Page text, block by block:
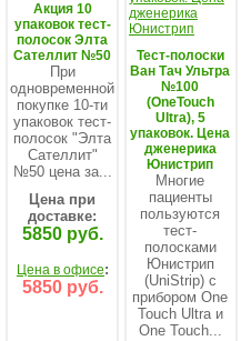
Акция 10
упаковок тест-
полосок Элта
Сателлит №50
При
одновременной
покупке 10-ти
упаковок тест-
полосок "Элта
Сателлит"
№50 цена за...
Цена при
доставке:
5850 руб.
Цена в офисе:
5850 руб.
Тест-полоски
Ван Тач Ультра
№100
(OneTouch
Ultra), 5
упаковок. Цена
дженерика
Юнистрип
Многие
пациенты
пользуются
тест-
полосками
Юнистрип
(UniStrip) с
прибором One
Touch Ultra и
One Touch...